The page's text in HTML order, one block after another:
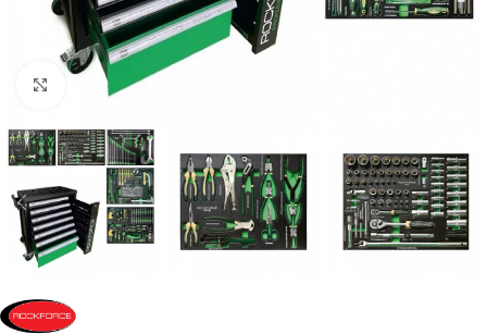
Click to enlarge